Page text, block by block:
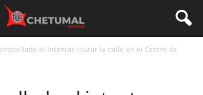
al intentar cruzar la calle en el Centro de